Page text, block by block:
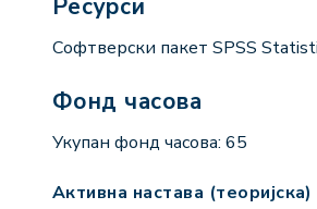
Ресурси
Софтверски пакет SPSS
Фонд часова
Укупан фонд часова: 65
Активна настава (теоријска)